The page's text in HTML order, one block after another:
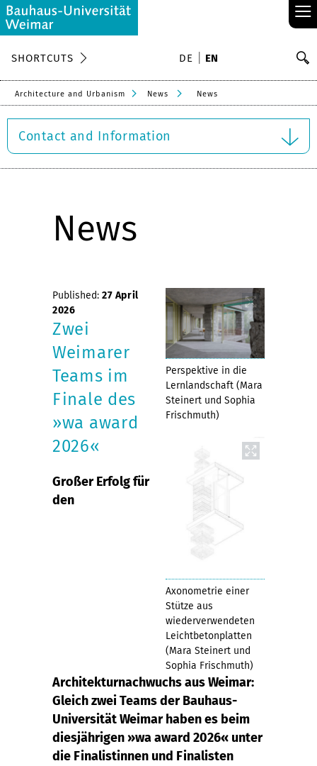
≡
SHORTCUTS DE EN
Architecture and Urbanism News News
Contact and Information
News
Perspektive in die
Lernlandschaft (Mara
Steinert und Sophia
Frischmuth)
Axonometrie einer
Stütze aus
wiederverwendeten
Leichtbetonplatten
(Mara Steinert und
Sophia Frischmuth)
Published: 27 April
2026
Zwei
Weimarer
Teams im
Finale des
»wa award
2026«
Großer Erfolg für
den
Architekturnachwuchs aus Weimar:
Gleich zwei Teams der Bauhaus-
Universität Weimar haben es beim
diesjährigen »wa award 2026« unter
die Finalistinnen und Finalisten